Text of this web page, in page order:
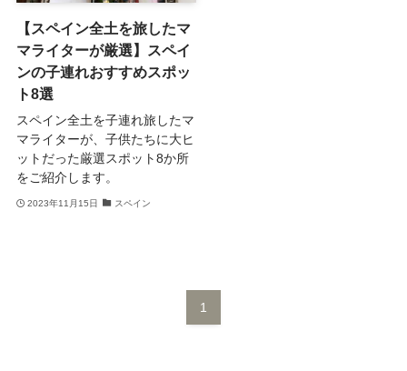
【スペイン全土を旅したマ
マライターが厳選】スペイ
ンの子連れおすすめスポッ
ト8選
スペイン全土を子連れ旅したマ
マライターが、子供たちに大ヒ
ットだった厳選スポット8か所
をご紹介します。
2023年11月15日 スペイン
1